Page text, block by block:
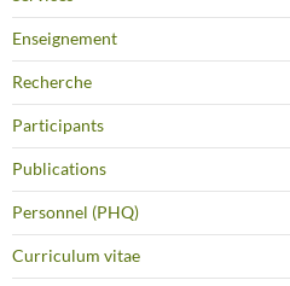
Enseignement
Recherche
Participants
Publications
Personnel (PHQ)
Curriculum vitae